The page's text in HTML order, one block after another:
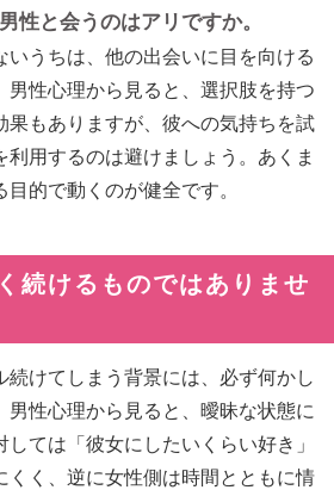
性と会うのはアリですか。
いうちは、他の出会いに目を向ける
男性心理から見ると、選択肢を持つ
果もありますが、彼への気持ちを試
利用するのは避けましょう。あくま
的で動くのが健全です。
続けるものではありませ
続けてしまう背景には、必ず何かし
男性心理から見ると、曖昧な状態に
ては「彼女にしたいくらい好き」
くく、逆に女性側は時間とともに情